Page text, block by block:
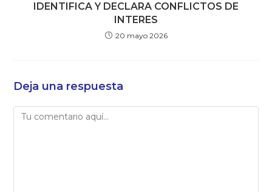
IDENTIFICA Y DECLARA CONFLICTOS DE
INTERES
20 mayo 2026
Deja una respuesta